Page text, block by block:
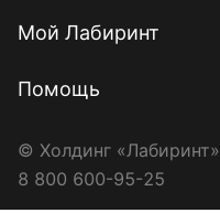
Мой Лабиринт
Помощь
© Холдинг «Лабиринт»
8 800 600-95-25